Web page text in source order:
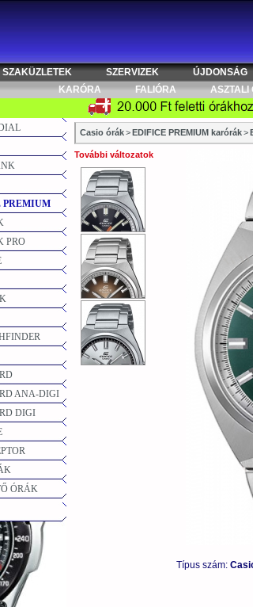
SZAKÜZLETEK SZERVIZEK ÚJDONSÁG
KARÓRA
FALIÓRA ASZTALI
PREMIUM
PRO
ANA-DIGI
DIGI
ÓRÁK
Casio órák > EDIFICE PREMIUM karórák >
További változatok
Típus szám: